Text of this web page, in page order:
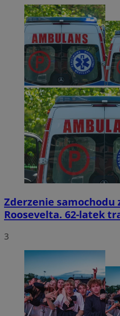
Zderzenie samochodu
Roosevelta. 62-latek
3